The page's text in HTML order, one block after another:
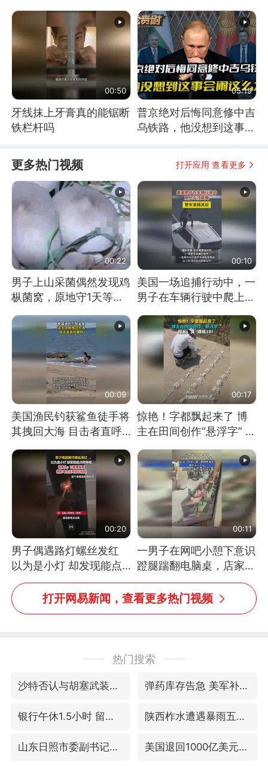
00:50
牙线抹上牙膏真的能锯断
铁栏杆吗
05:19
普京绝对后悔同意修中吉
乌铁路，他没想到这事会
更多热门视频 打开应用 查看更多
00:22
男子上山采菌偶然发现鸡
枞菌窝，原地守1天等它
00:10
美国一场追捕行动中，一
男子在车辆行驶中爬上车
00:09
美国渔民钓获鲨鱼徒手将
其拽回大海 目击者直呼
消息）
00:17
惊艳！字都飘起来了 博
主在田间创作“悬浮字” 网
00:20
男子偶遇路灯螺丝发红
以为是小灯 却发现能点
燃香烟 当事人：已报警
处理
00:11
一男子在网吧小憩下意识
蹬腿踹翻电脑桌，店家3
台显示器与机械臂损坏
打开网易新闻，查看更多热门视频
热门搜索
沙特否认与胡塞武装举行会谈 弹药库存告急 美军补货难
银行午休1.5小时 留个窗口行不行 陕西柞水遭遇暴雨五千余户群众转移
山东日照市委副书记王峰被查 美国退回1000亿美元关税